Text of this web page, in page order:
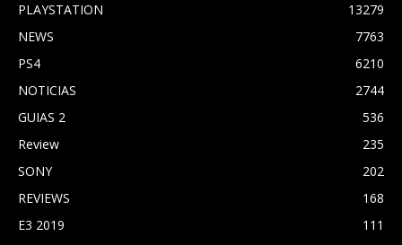
PLAYSTATION
13279
NEWS
7763
PS4
6210
NOTICIAS
2744
GUIAS 2
536
Review
235
SONY
202
REVIEWS
168
E3 2019
111